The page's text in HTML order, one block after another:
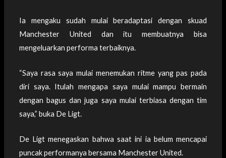
Ia mengaku sudah mulai beradaptasi dengan skuad
Manchester United dan itu membuatnya bisa
mengeluarkan performa terbaiknya.
“Saya rasa saya mulai menemukan ritme yang pas pada
diri saya. Itulah mengapa saya mulai mampu bermain
dengan bagus dan juga saya mulai terbiasa dengan tim
saya,” buka De Ligt.
De Ligt menegaskan bahwa saat ini ia belum mencapai
puncak performanya bersama Manchester United.